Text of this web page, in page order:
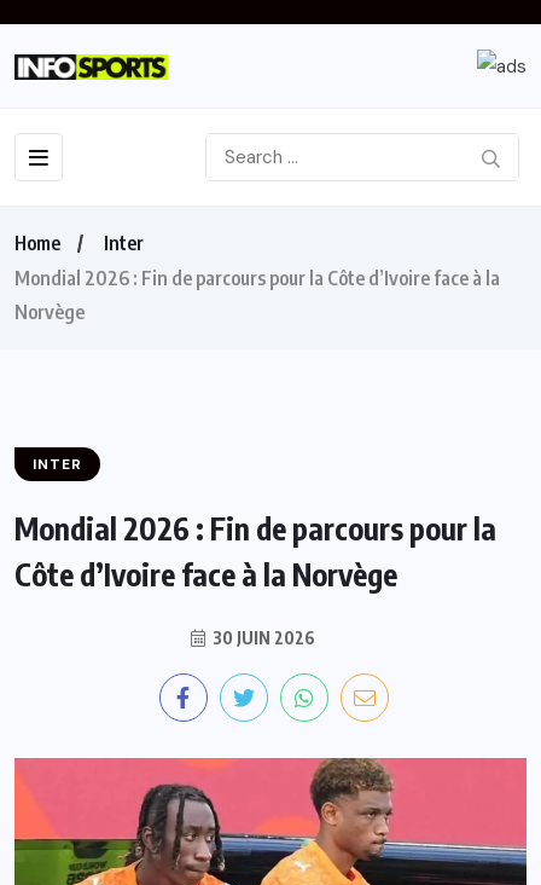
Home
Inter
Mondial 2026 : Fin de parcours pour la Côte d’Ivoire face à la
Norvège
INTER
Mondial 2026 : Fin de parcours pour la
Côte d’Ivoire face à la Norvège
30 JUIN 2026